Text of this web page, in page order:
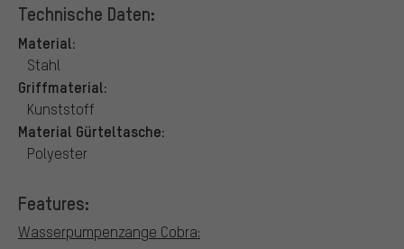
Technische Daten:
Material:
Stahl
Griffmaterial:
Kunststoff
Material Gürteltasche:
Polyester
Features:
Wasserpumpenzange Cobra: